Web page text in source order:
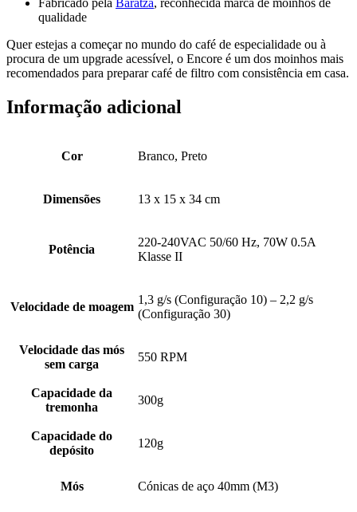
qualidade
Quer estejas a começar no mundo do café de especialidade ou à
procura de um upgrade acessível, o Encore é um dos moinhos mais
recomendados para preparar café de filtro com consistência em casa.
Informação adicional
Cor Branco, Preto
Dimensões 13 x 15 x 34 cm
Potência
220-240VAC 50/60 Hz, 70W 0.5A
Klasse II
Velocidade de moagem
1,3 g/s (Configuração 10) – 2,2 g/s
(Configuração 30)
Velocidade das mós
sem carga
550 RPM
Capacidade da
tremonha
300g
Capacidade do
depósito
120g
Mós Cónicas de aço 40mm (M3)